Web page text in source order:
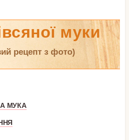
муки
рецепт з фото)
МУКА